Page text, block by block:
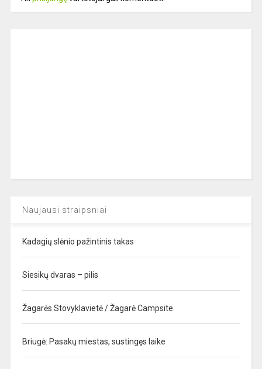
Naujausi straipsniai
Kadagių slėnio pažintinis takas
Siesikų dvaras – pilis
Žagarės Stovyklavietė / Žagarė Campsite
Briugė: Pasakų miestas, sustingęs laike